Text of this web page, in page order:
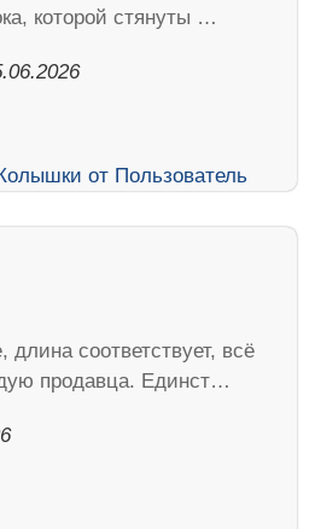
которой стянуты …
соответствует, всё
продавца. Единст…